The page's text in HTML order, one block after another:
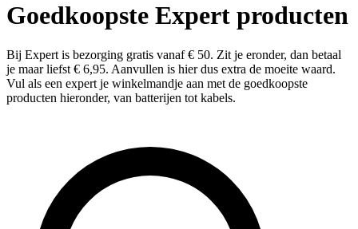
Goedkoopste Expert producten
Bij Expert is bezorging gratis vanaf € 50. Zit je eronder, dan betaal
je maar liefst € 6,95. Aanvullen is hier dus extra de moeite waard.
Vul als een expert je winkelmandje aan met de goedkoopste
producten hieronder, van batterijen tot kabels.